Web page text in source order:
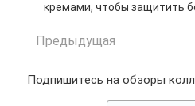
кремами, чтобы защитить
Предыдущая
Подпишитесь на обзоры